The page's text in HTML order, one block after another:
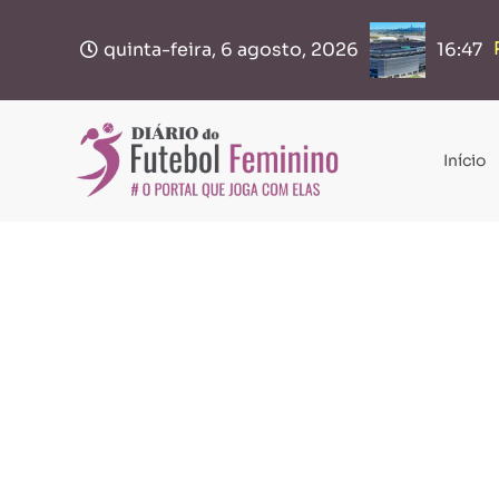
quinta-feira, 6 agosto, 2026 16:47
Início